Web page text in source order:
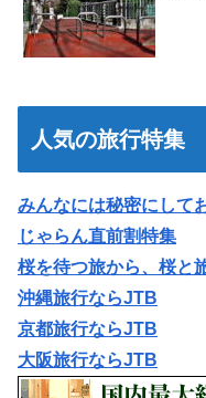
人気の旅行特集
みんなには秘密にして
じゃらん直前割特集
桜を待つ旅から、桜と
沖縄旅行ならJTB
京都旅行ならJTB
大阪旅行ならJTB